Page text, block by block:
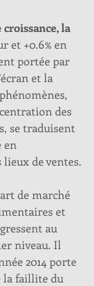
la
et +0.6% en
portée par
et la
des
se traduisent
en
de ventes.
de marché
et
au
niveau. Il
2014 porte
la faillite du